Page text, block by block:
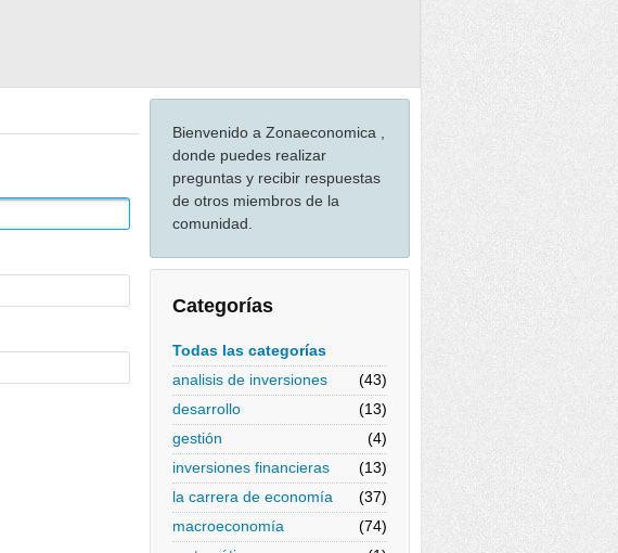
Bienvenido a Zonaeconomica ,
donde puedes realizar
preguntas y recibir respuestas
de otros miembros de la
comunidad.
Categorías
Todas las categorías
analisis de inversiones
(43)
desarrollo
(13)
gestión
(4)
inversiones financieras
(13)
la carrera de economía
(37)
macroeconomía
(74)